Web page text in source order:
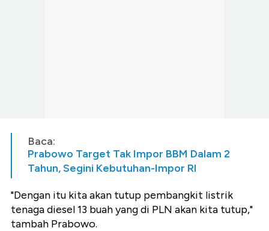
Baca:
Prabowo Target Tak Impor BBM Dalam 2
Tahun, Segini Kebutuhan-Impor RI
"Dengan itu kita akan tutup pembangkit listrik
tenaga diesel 13 buah yang di PLN akan kita tutup,"
tambah Prabowo.